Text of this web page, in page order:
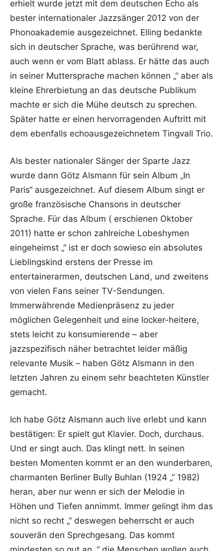
erhielt wurde jetzt mit dem deutschen Echo als
bester internationaler Jazzsänger 2012 von der
Phonoakademie ausgezeichnet. Elling bedankte
sich in deutscher Sprache, was berührend war,
auch wenn er vom Blatt ablass. Er hätte das auch
in seiner Muttersprache machen können „“ aber als
kleine Ehrerbietung an das deutsche Publikum
machte er sich die Mühe deutsch zu sprechen.
Später hatte er einen hervorragenden Auftritt mit
dem ebenfalls echoausgezeichnetem Tingvall Trio.
Als bester nationaler Sänger der Sparte Jazz
wurde dann Götz Alsmann für sein Album „In
Paris“ ausgezeichnet. Auf diesem Album singt er
große französische Chansons in deutscher
Sprache. Für das Album ( erschienen Oktober
2011) hatte er schon zahlreiche Lobeshymen
eingeheimst „“ ist er doch sowieso ein absolutes
Lieblingskind erstens der Presse im
entertainerarmen, deutschen Land, und zweitens
von vielen Fans seiner TV-Sendungen.
Immerwährende Medienpräsenz zu jeder
möglichen Gelegenheit und eine locker-heitere,
stets leicht zu konsumierende – aber
jazzspezifisch näher betrachtet leider mäßig
relevante Musik – haben Götz Alsmann in den
letzten Jahren zu einem sehr beachteten Künstler
gemacht.
Ich habe Götz Alsmann auch live erlebt und kann
bestätigen: Er spielt gut Klavier. Doch, durchaus.
Und er singt auch. Das klingt nett. In seinen
besten Momenten kommt er an den wunderbaren,
charmanten Berliner Bully Buhlan (1924 „“ 1982)
heran, aber nur wenn er sich der Melodie in
Höhen und Tiefen annimmt. Immer gelingt ihm das
nicht so recht „“ deswegen beherrscht er auch
souverän den Sprechgesang. Das kommt